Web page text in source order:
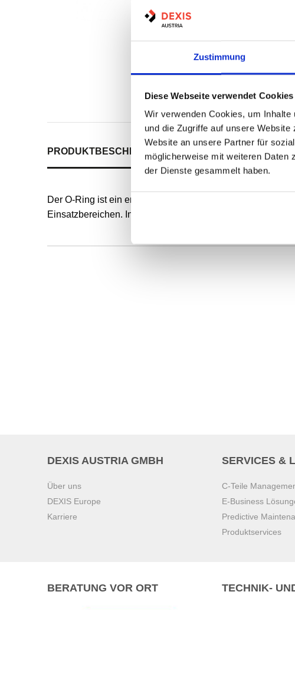
Zustimmung
Diese Webseite verwendet Cookies
Wir verwenden Cookies, um
und die Zugriffe auf unsere
Website an unsere Partner für
möglicherweise mit weiteren Daten
der Dienste gesammelt haben.
STK
Auf Lager
Print
PRODUKTBESCHREIBUNG ALLE SPEZIFIKATIONEN
Der O-Ring ist ein endlos formvulkanisierter, runder
Einsatzbereichen. Innendurchmesser und Schnurstärke
DEXIS AUSTRIA GMBH
Über uns
DEXIS Europe
Karriere
SERVICES &
C-Teile
E-Business
Predictive
Produktservices
BERATUNG VOR ORT TECHNIK-